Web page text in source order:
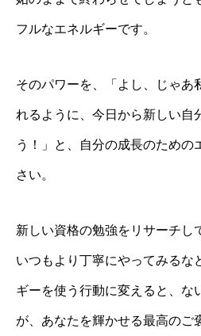
フルなエネルギーです。
そのパワーを、「よし、じゃあ
れるように、今日から新しい自
う！」と、自分の成長のための
さい。
新しい資格の勉強をリサーチし
いつもより丁寧にやってみるな
ギーを使う行動に変えると、な
が、あなたを輝かせる最高のご